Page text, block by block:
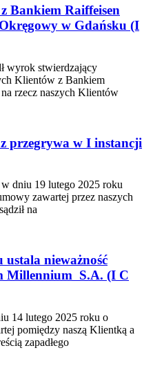
Bankiem Raiffeisen
w Gdańsku (I
wyrok stwierdzający
Klientów z Bankiem
rzecz naszych Klientów
przegrywa w I instancji
dniu 19 lutego 2025 roku
zawartej przez naszych
na
nieważność
Millennium S.A. (I C
14 lutego 2025 roku o
pomiędzy naszą Klientką a
zapadłego